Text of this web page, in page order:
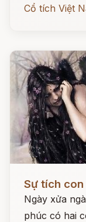
Cổ tích Việt
Sự tích con
Ngày xửa
phúc có hai